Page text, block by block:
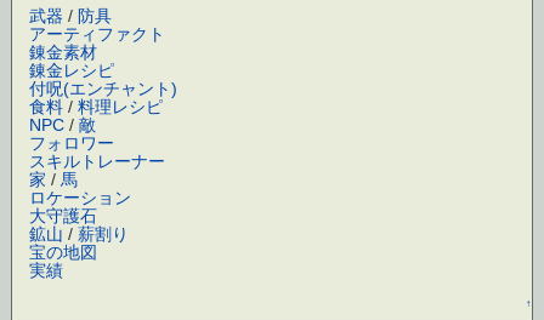
武器 / 防具
アーティファクト
錬金素材
錬金レシピ
付呪(エンチャント)
食料 /料理レシピ
NPC /敵
フォロワー
スキルトレーナー
家 / 馬
ロケーション
大守護石
鉱山 /薪割り
宝の地図
実績
↑